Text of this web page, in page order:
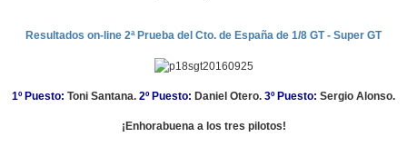
Resultados on-line 2ª Prueba del Cto. de España de 1/8 GT - Super GT
1º Puesto: Toni Santana. 2º Puesto: Daniel Otero. 3º Puesto: Sergio Alonso.
¡Enhorabuena a los tres pilotos!